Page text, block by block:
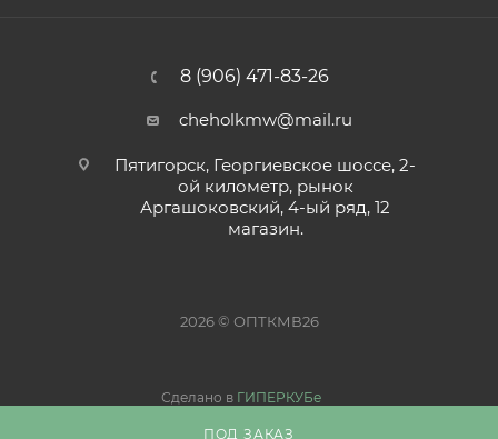
ПОД ЗАКАЗ
8 (906) 471-83-26
cheholkmw@mail.ru
Пятигорск, Георгиевское шоссе, 2-
ой километр, рынок
Аргашоковский, 4-ый ряд, 12
магазин.
2026 © ОПТКМВ26
Сделано в ГИПЕРКУБе